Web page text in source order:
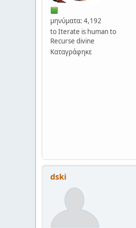
μηνύματα: 4,192
to Iterate is human to
Recurse divine
Καταγράφηκε
dski